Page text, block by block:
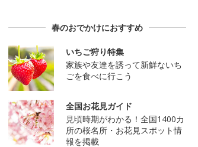
春のおでかけにおすすめ
いちご狩り特集
家族や友達を誘って新鮮ないち
ごを食べに行こう
全国お花見ガイド
見頃時期がわかる！全国1400カ
所の桜名所・お花見スポット情
報を掲載